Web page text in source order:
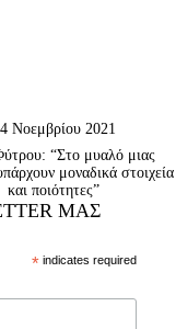
Νοεμβρίου 2021
“Στο μυαλό μιας
μοναδικά στοιχεία
και ποιότητες”
ΜΑΣ
*indicates required